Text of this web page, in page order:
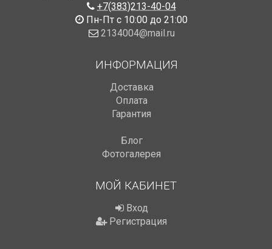
+7(383)213-40-04
Пн-Пт с 10:00 до 21:00
2134004@mail.ru
ИНФОРМАЦИЯ
Доставка
Оплата
Гарантия
Блог
Фотогалерея
МОЙ КАБИНЕТ
Вход
Регистрация